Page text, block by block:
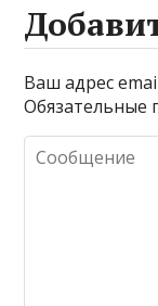
Ваш адрес
Обязательные